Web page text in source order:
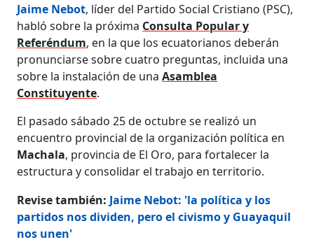
Jaime Nebot, líder del Partido Social Cristiano (PSC),
habló sobre la próxima Consulta Popular y
Referéndum, en la que los ecuatorianos deberán
pronunciarse sobre cuatro preguntas, incluida una
sobre la instalación de unaAsamblea
Constituyente.
El pasado sábado 25 de octubre se realizó un
encuentro provincial de la organización política en
Machala, provincia de El Oro, para fortalecer la
estructura y consolidar el trabajo en territorio.
Revise también: Jaime Nebot: 'la política y los
partidos nos dividen, pero el civismo y Guayaquil
nos unen'